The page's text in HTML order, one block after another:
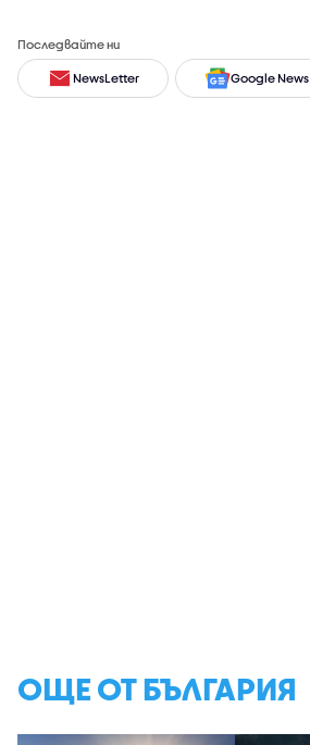
Последвайте ни
NewsLetter Google News
ОЩЕ ОТ БЪЛГАРИЯ